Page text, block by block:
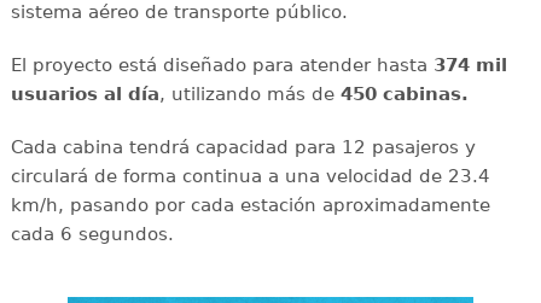
sistema aéreo de transporte público.
El proyecto está diseñado para atender hasta 374 mil
usuarios al día, utilizando más de 450 cabinas.
Cada cabina tendrá capacidad para 12 pasajeros y
circulará de forma continua a una velocidad de 23.4
km/h, pasando por cada estación aproximadamente
cada 6 segundos.